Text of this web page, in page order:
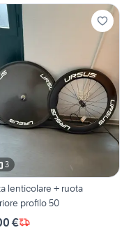
3
lenticolare + ruota
profilo 50
€